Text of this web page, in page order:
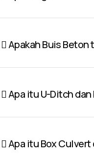
Apakah Buis Beton
Apa itu U-Ditch
Apa itu Box